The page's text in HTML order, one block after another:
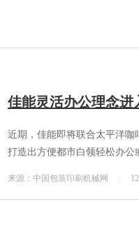
佳能灵活办公理念进
近期，佳能即将联合太平洋咖
打造出方便都市白领轻松办公
来源：中国包装印刷机械网